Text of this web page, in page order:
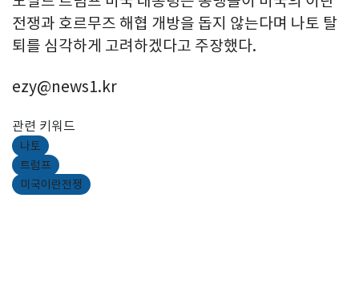
전쟁과 호르무즈 해협 개방을 돕지 않는다며 나토 탈
퇴를 심각하게 고려하겠다고 주장했다.
ezy@news1.kr
관련 키워드
나토
트럼프
미국이란전쟁